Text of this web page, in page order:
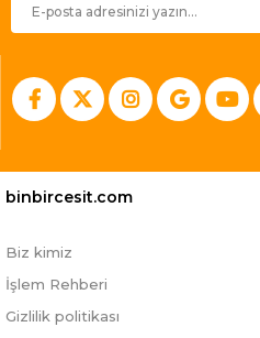
binbircesit.com
Biz kimiz
İşlem Rehberi
Gizlilik politikası